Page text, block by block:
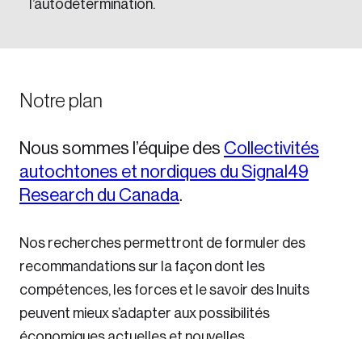
l’autodétermination.
Notre plan
Nous sommes l’équipe des Collectivités
autochtones et nordiques du Signal49
Research du Canada.
Nos recherches permettront de formuler des
recommandations sur la façon dont les
compétences, les forces et le savoir des Inuits
peuvent mieux s’adapter aux possibilités